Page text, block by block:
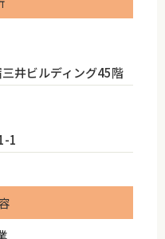
井ビルディング45階
1